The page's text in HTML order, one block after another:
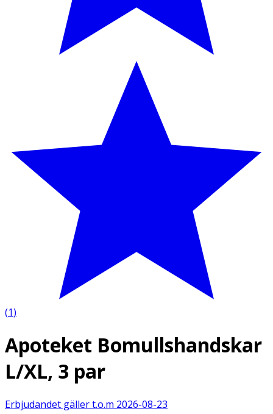
(1)
Apoteket Bomullshandskar
L/XL, 3 par
Erbjudandet gäller t.o.m 2026-08-23